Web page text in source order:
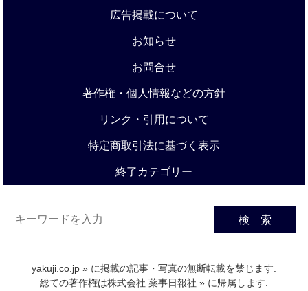
広告掲載について
お知らせ
お問合せ
著作権・個人情報などの方針
リンク・引用について
特定商取引法に基づく表示
終了カテゴリー
検 索
yakuji.co.jp » に掲載の記事・写真の無断転載を禁じます.
総ての著作権は株式会社 薬事日報社 » に帰属します.